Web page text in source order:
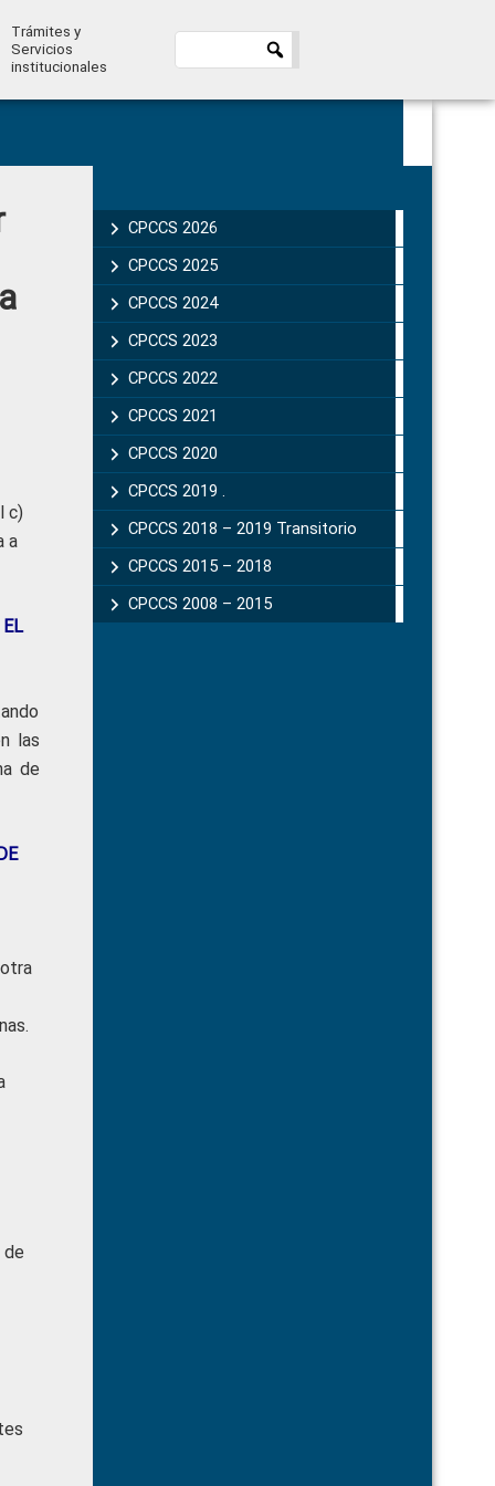
Trámites y
Servicios
institucionales
c)
a
las
de
de
Sidebar
CPCCS 2026
CPCCS 2025
CPCCS 2024
CPCCS 2023
CPCCS 2022
CPCCS 2021
CPCCS 2020
CPCCS 2019 .
CPCCS 2018 – 2019 Transitorio
CPCCS 2015 – 2018
CPCCS 2008 – 2015